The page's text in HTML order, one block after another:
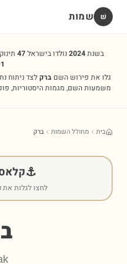
שׁ שמות
בשנת2024נולדו בישראל47
גלו את פירוש השםברק לצד ניתוח
משמעות השם, מגמות היסטוריות,
בית מחולל השמות ברק
⚓
לחצו לגלות את